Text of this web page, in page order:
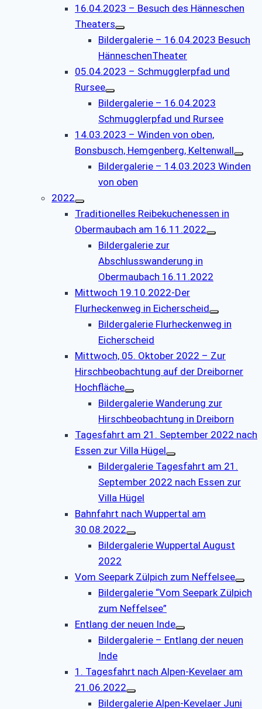
16.04.2023 – Besuch des Hänneschen
Theaters
Bildergalerie – 16.04.2023 Besuch
HänneschenTheater
05.04.2023 – Schmugglerpfad und
Rursee
Bildergalerie – 16.04.2023
Schmugglerpfad und Rursee
14.03.2023 – Winden von oben,
Bonsbusch, Hemgenberg, Keltenwall
Bildergalerie – 14.03.2023 Winden
von oben
2022
Traditionelles Reibekuchenessen in
Obermaubach am 16.11.2022
Bildergalerie zur
Abschlusswanderung in
Obermaubach 16.11.2022
Mittwoch 19.10.2022-Der
Flurheckenweg in Eicherscheid
Bildergalerie Flurheckenweg in
Eicherscheid
Mittwoch, 05. Oktober 2022 – Zur
Hirschbeobachtung auf der Dreiborner
Hochfläche
Bildergalerie Wanderung zur
Hirschbeobachtung in Dreiborn
Tagesfahrt am 21. September 2022 nach
Essen zur Villa Hügel
Bildergalerie Tagesfahrt am 21.
September 2022 nach Essen zur
Villa Hügel
Bahnfahrt nach Wuppertal am
30.08.2022
Bildergalerie Wuppertal August
2022
Vom Seepark Zülpich zum Neffelsee
Bildergalerie “Vom Seepark Zülpich
zum Neffelsee”
Entlang der neuen Inde
Bildergalerie – Entlang der neuen
Inde
1. Tagesfahrt nach Alpen-Kevelaer am
21.06.2022
Bildergalerie Alpen-Kevelaer Juni